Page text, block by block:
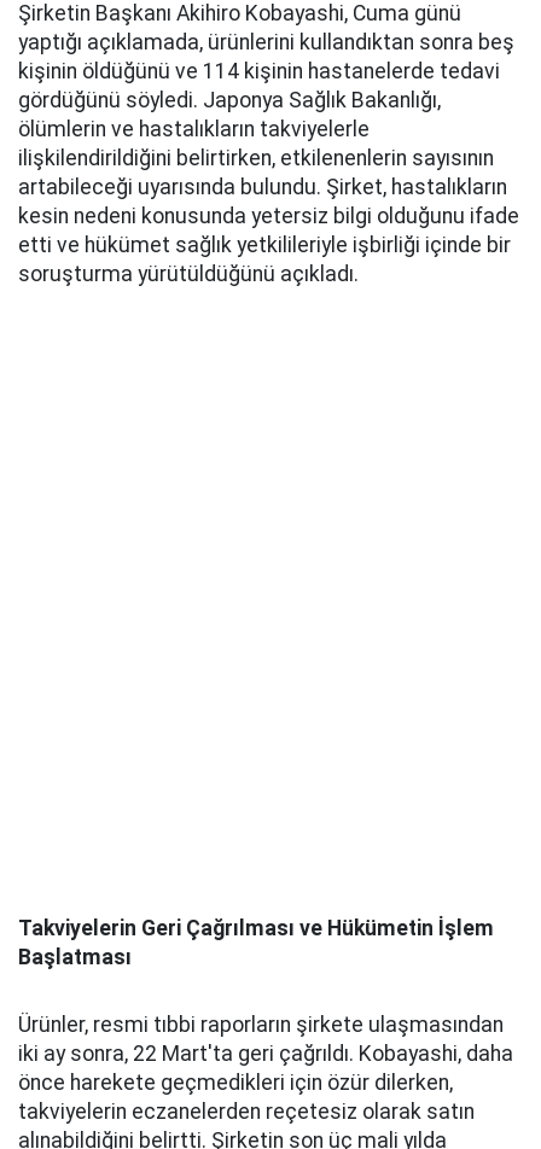
Şirketin Başkanı Akihiro Kobayashi, Cuma günü
yaptığı açıklamada, ürünlerini kullandıktan sonra beş
kişinin öldüğünü ve 114 kişinin hastanelerde tedavi
gördüğünü söyledi. Japonya Sağlık Bakanlığı,
ölümlerin ve hastalıkların takviyelerle
ilişkilendirildiğini belirtirken, etkilenenlerin sayısının
artabileceği uyarısında bulundu. Şirket, hastalıkların
kesin nedeni konusunda yetersiz bilgi olduğunu ifade
etti ve hükümet sağlık yetkilileriyle işbirliği içinde bir
soruşturma yürütüldüğünü açıkladı.
Takviyelerin Geri Çağrılması ve Hükümetin İşlem
Başlatması
Ürünler, resmi tıbbi raporların şirkete ulaşmasından
iki ay sonra, 22 Mart'ta geri çağrıldı. Kobayashi, daha
önce harekete geçmedikleri için özür dilerken,
takviyelerin eczanelerden reçetesiz olarak satın
alınabildiğini belirtti. Şirketin son üç mali yılda